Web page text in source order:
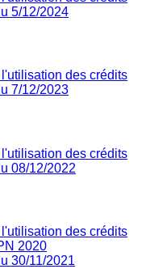
5/12/2024
des crédits
7/12/2023
des crédits
08/12/2022
des crédits
2020
30/11/2021